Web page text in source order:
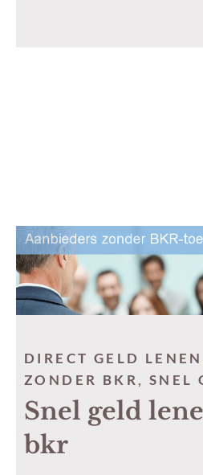
DIRECT GELD LENEN
ZONDER BKR, SNEL
Snel geld
bkr